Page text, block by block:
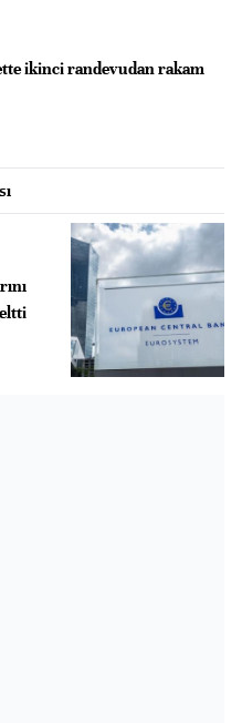
ikinci randevudan rakam